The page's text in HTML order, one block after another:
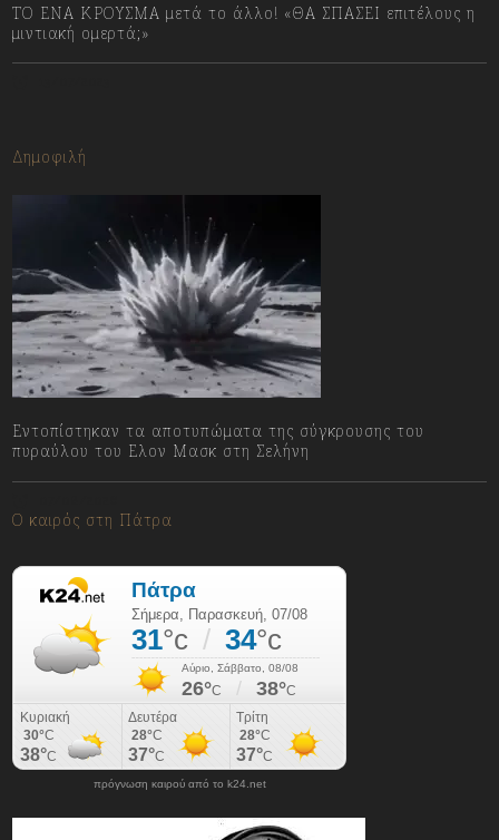
ΤΟ ΕΝΑ ΚΡΟΥΣΜΑ μετά το άλλο! «ΘΑ ΣΠΑΣΕΙ επιτέλους η
μιντιακή ομερτά;»
Δημοφιλή
Εντοπίστηκαν τα αποτυπώματα της σύγκρουσης του
πυραύλου του Ελον Μασκ στη Σελήνη
Ο καιρός στη Πάτρα
πρόγνωση καιρού από το k24.net